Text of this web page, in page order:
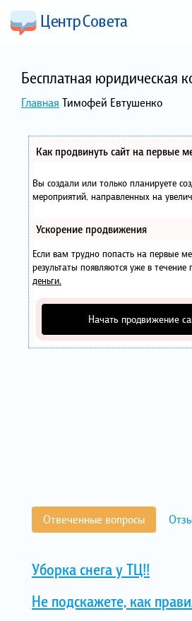
Бесплатная юридическая
Главная Тимофей Евтушенко
Как продвинуть сайт на первые
Вы создали или только планируете
мероприятий, направленных на
Ускорение продвижения
Если вам трудно попасть на первые
результаты появляются уже в
деньги.
Начать продвижение
Отвеченные вопросы
Уборка снега у ТЦ!!
Не подскажете, как